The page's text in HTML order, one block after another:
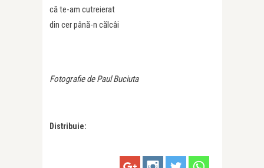
că te-am cutreierat
din cer până-n călcâi
Fotografie de Paul Buciuta
Distribuie: